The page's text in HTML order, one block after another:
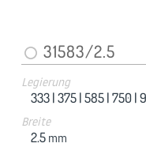
31583/2.5
Legierung
333 |375 |585 |750 |
Breite
2.5 mm